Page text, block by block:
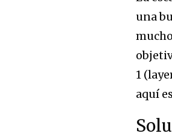
una
1
aquí